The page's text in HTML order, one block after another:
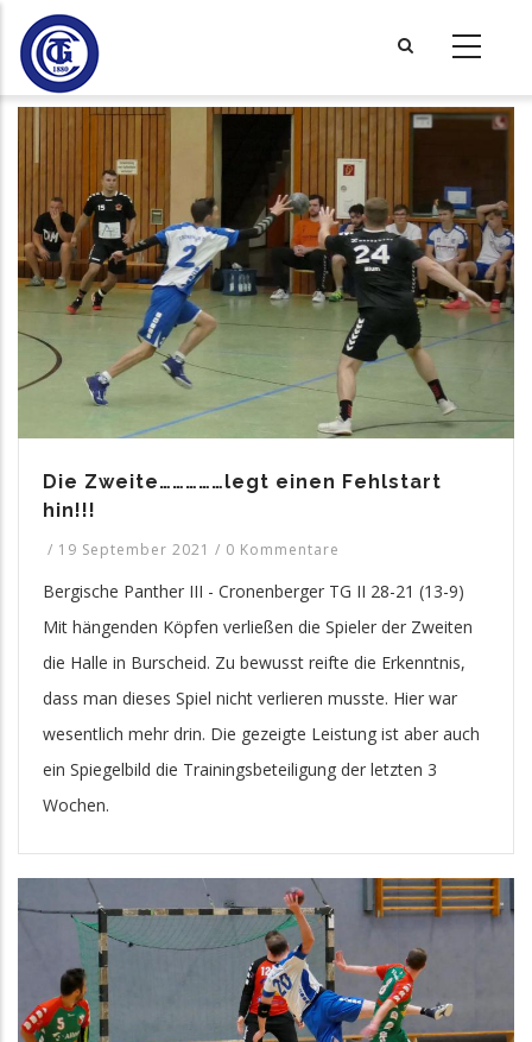
Direkt
zum
Inhalt
Die Zweite……………legt einen Fehlstart
hin!!!
/ 19 September 2021 / 0 Kommentare
Bergische Panther III - Cronenberger TG II 28-21 (13-9)
Mit hängenden Köpfen verließen die Spieler der Zweiten
die Halle in Burscheid. Zu bewusst reifte die Erkenntnis,
dass man dieses Spiel nicht verlieren musste. Hier war
wesentlich mehr drin. Die gezeigte Leistung ist aber auch
ein Spiegelbild die Trainingsbeteiligung der letzten 3
Wochen.